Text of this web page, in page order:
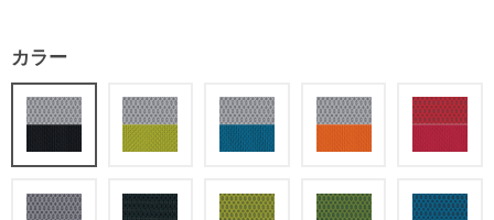
カラー